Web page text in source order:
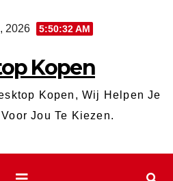
2026 5:50:32 AM
Kopen
Kopen, Wij Helpen Je
Jou Te Kiezen.